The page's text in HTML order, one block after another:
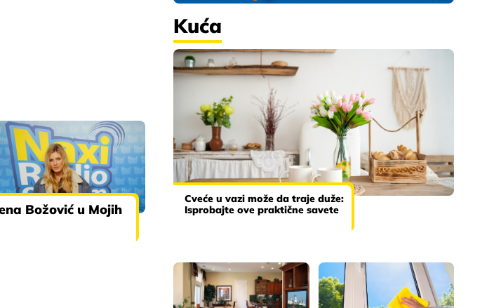
Božović u Mojih
Kuća
Cveće u vazi može da traje duže:
Isprobajte ove praktične savete